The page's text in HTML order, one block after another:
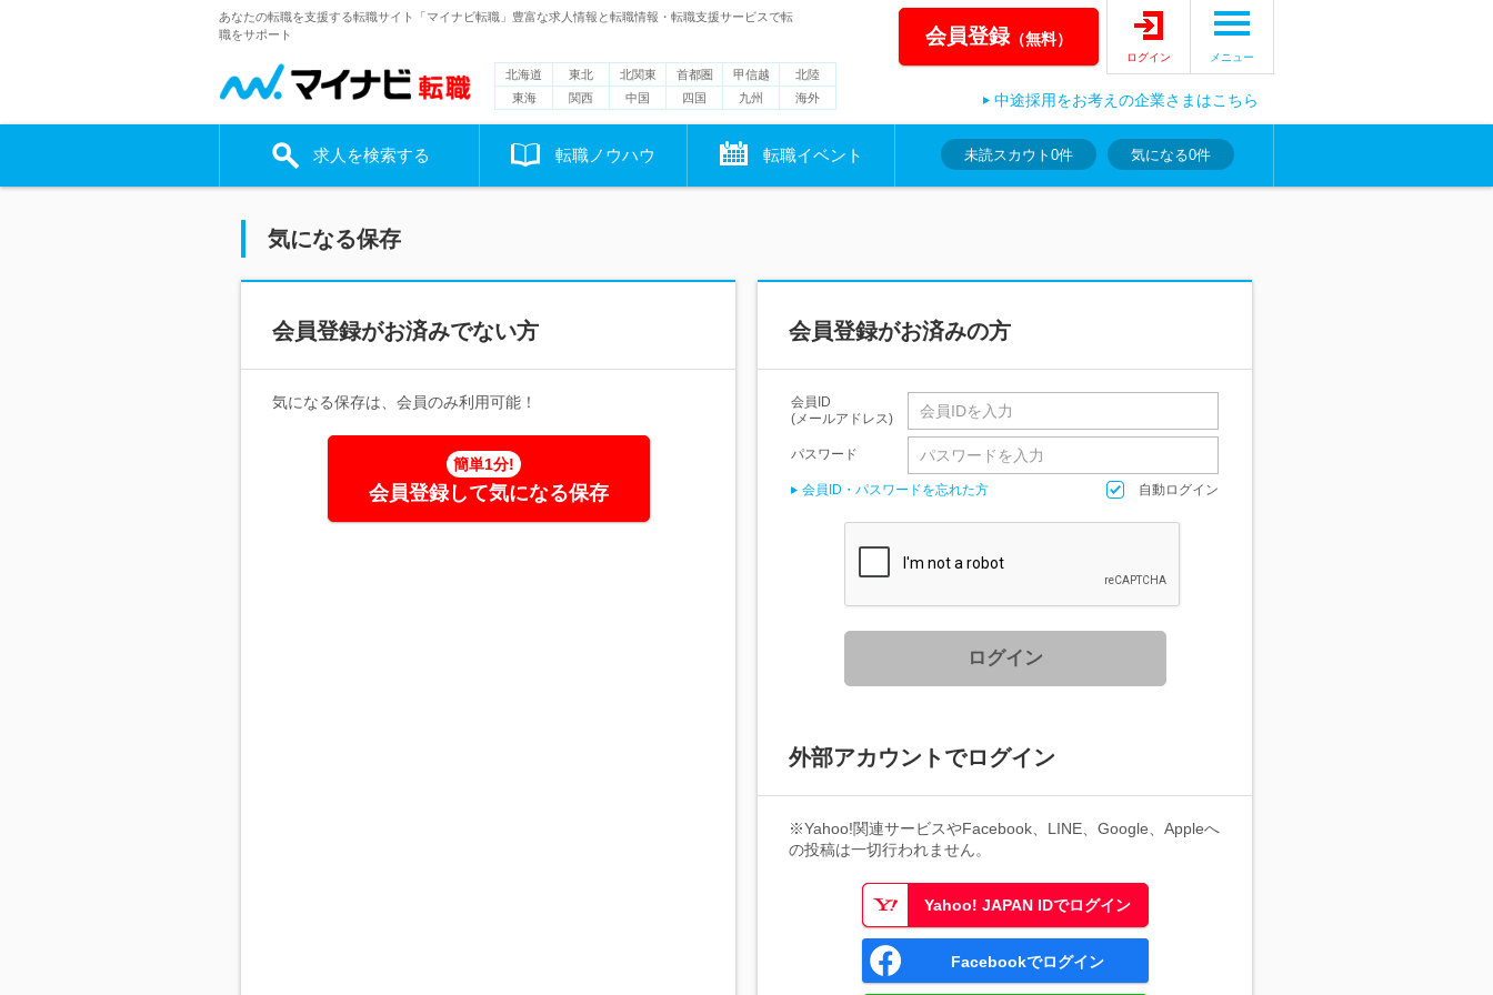
あなたの転職を支援する転職サイト「マイナビ転職」豊富な求人情報と転職情報・転職支援サービスで転
職をサポート
北海道 東北 北関東 首都圏 甲信越
北陸
東海
関西 中国 四国 九州 海外
会員登録（無料）
ログイン メニュー
中途採用をお考えの企業さまはこちら
求人を検索する 転職ノウハウ 転職イベント 未読スカウト 0件 気になる0件
気になる保存
会員登録がお済みでない方
気になる保存は、会員のみ利用可能！
簡単1分!
会員登録して気になる保存
会員登録がお済みの方
会員ID
(メールアドレス)
パスワード
会員ID・パスワードを忘れた方 自動ログイン
ログイン
外部アカウントでログイン
※Yahoo!関連サービスやFacebook、LINE、Google、Appleへ
の投稿は一切行われません。
Yahoo! JAPAN IDでログイン
Facebookでログイン